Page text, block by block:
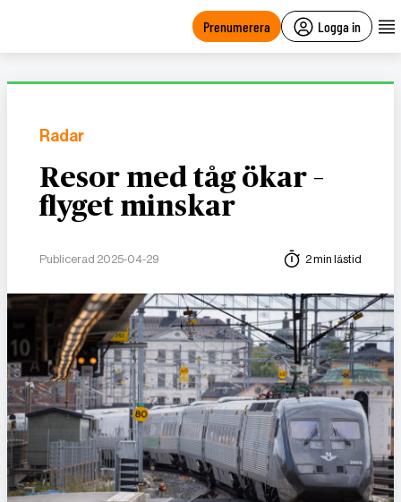
Prenumerera Logga in
Radar
Resor med tåg ökar –
flyget minskar
Publicerad 2025-04-29 2 min lästid